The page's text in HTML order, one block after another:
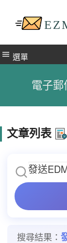
選單
電子郵
文章列表
搜尋結果：